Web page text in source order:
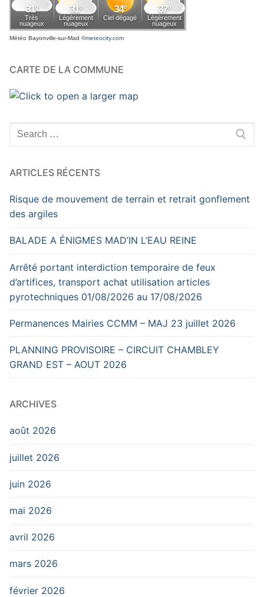
Météo Bayonville-sur-Mad ©meteocity.com
CARTE DE LA COMMUNE
Rechercher
:
ARTICLES RÉCENTS
Risque de mouvement de terrain et retrait gonflement
des argiles
BALADE A ÉNIGMES MAD’IN L’EAU REINE
Arrêté portant interdiction temporaire de feux
d’artifices, transport achat utilisation articles
pyrotechniques 01/08/2026 au 17/08/2026
Permanences Mairies CCMM – MAJ 23 juillet 2026
PLANNING PROVISOIRE – CIRCUIT CHAMBLEY
GRAND EST – AOUT 2026
ARCHIVES
août 2026
juillet 2026
juin 2026
mai 2026
avril 2026
mars 2026
février 2026